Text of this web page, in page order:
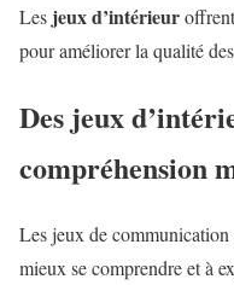
Les jeux d’intérieur
pour améliorer la qualité
Des jeux
compréhension
Les jeux de
mieux se comprendre et à